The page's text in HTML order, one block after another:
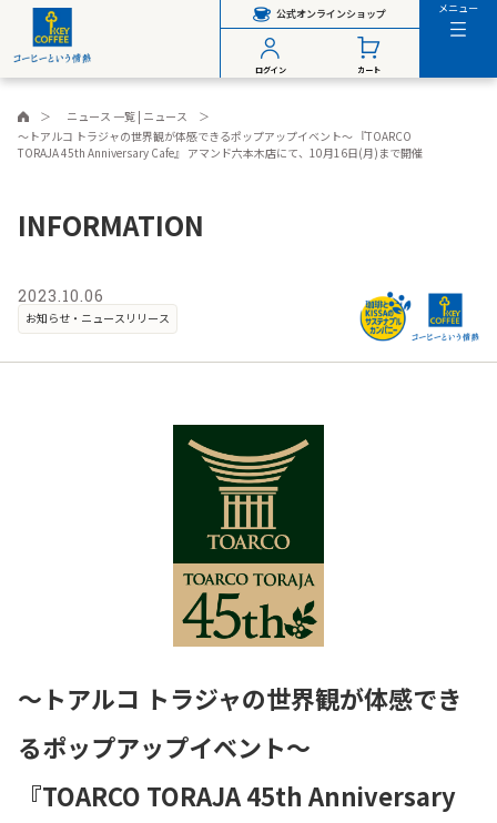
公式オンラインショップ
ログイン カート
メニュー
ニュース 一覧 | ニュース
～トアルコ トラジャの世界観が体感できるポップアップイベント～ 『TOARCO
TORAJA 45th Anniversary Cafe』 アマンド六本木店にて、10月16日(月)まで開催
INFORMATION
2023.10.06
お知らせ・ニュースリリース
～トアルコ トラジャの世界観が体感でき
るポップアップイベント～
『TOARCO TORAJA 45th Anniversary